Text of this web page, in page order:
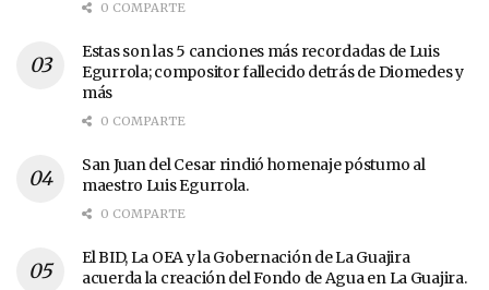
0 COMPARTE
Estas son las 5 canciones más recordadas de Luis
Egurrola; compositor fallecido detrás de Diomedes y
más
0 COMPARTE
San Juan del Cesar rindió homenaje póstumo al
maestro Luis Egurrola.
0 COMPARTE
El BID, La OEA y la Gobernación de La Guajira
acuerda la creación del Fondo de Agua en La Guajira.